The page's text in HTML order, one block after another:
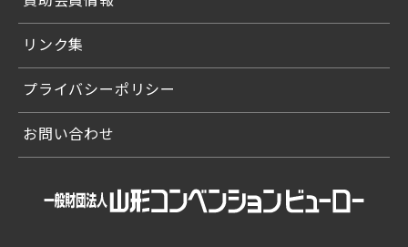
リンク集
プライバシーポリシー
お問い合わせ